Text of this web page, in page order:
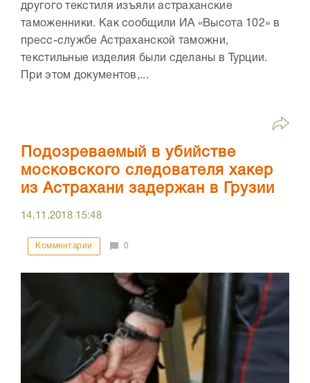
другого текстиля изъяли астраханские
таможенники. Как сообщили ИА «Высота 102» в
пресс-службе Астраханской таможни,
текстильные изделия были сделаны в Турции.
При этом документов,...
Подозреваемый в убийстве
московского следователя хакер
из Астрахани задержан в Грузии
14.11.2018 15:48
Комментарии 0